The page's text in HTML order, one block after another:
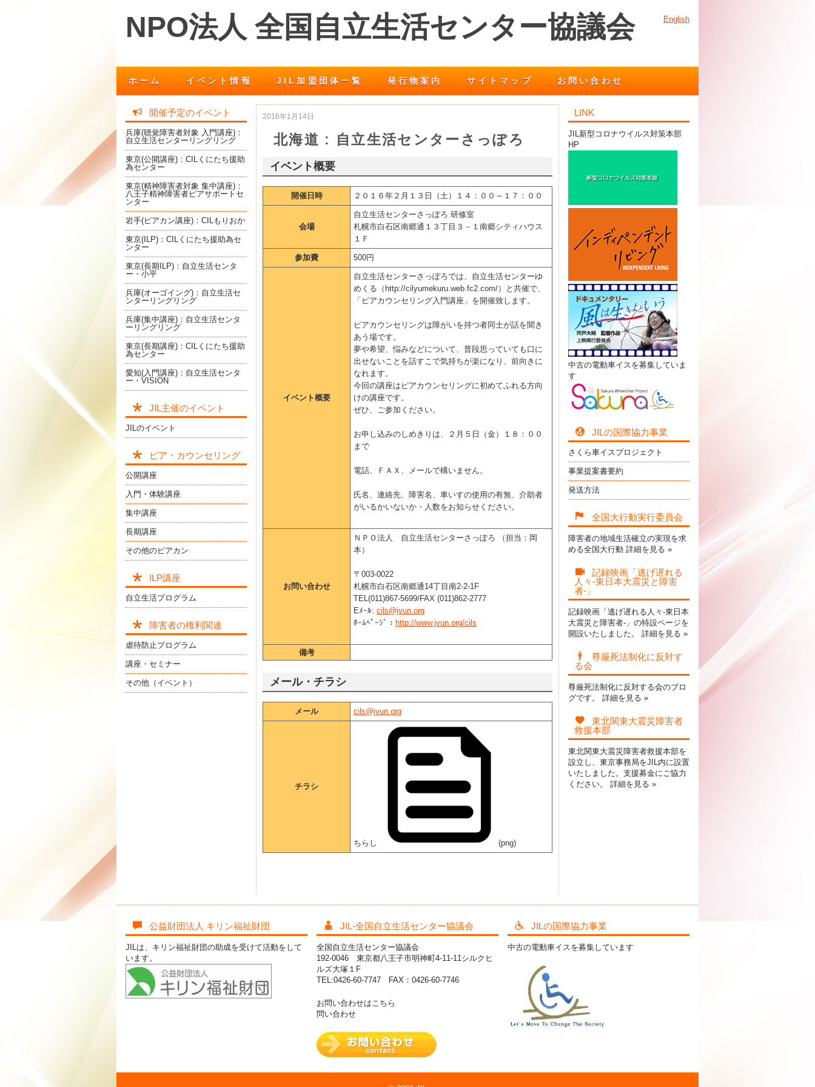
NPO法人 全国自立生活センター協議会 English
ホーム イベント情報 JIL加盟団体一覧 発行物案内 サイトマップ お問い合わせ
2016年1月14日
北海道 : 自立生活センターさっぽろ
イベント概要
開催日時 ２０１６年２月１３日（土）１４：００～１７：００
会場
自立生活センターさっぽろ 研修室
札幌市白石区南郷通１３丁目３－１南郷シティハウス
１Ｆ
参加費 500円
イベント概要
自立生活センターさっぽろでは、自立生活センターゆ
めくる（http://cilyumekuru.web.fc2.com/）と共催で、
「ピアカウンセリング入門講座」を開催致します。
ピアカウンセリングは障がいを持つ者同士が話を聞き
あう場です。
夢や希望、悩みなどについて、普段思っていても口に
出せないことを話すこで気持ちが楽になり、前向きに
なれます。
今回の講座はピアカウンセリングに初めてふれる方向
けの講座です。
ぜひ、ご参加ください。
お申し込みのしめきりは、２月５日（金）１８：００
まで
電話、ＦＡＸ、メールで構いません。
氏名、連絡先、障害名、車いすの使用の有無、介助者
がいるかいないか・人数をお知らせください。
お問い合わせ
ＮＰＯ法人 自立生活センターさっぽろ （担当：岡
本）
〒003-0022
札幌市白石区南郷通14丁目南2-2-1F
TEL(011)867-5699/FAX (011)862-2777
Eﾒｰﾙ: cils@jvun.org
ﾎｰﾑﾍﾟｰｼﾞ： http://www.jvun.org/cils
備考
メール・チラシ
メール cils@jvun.org
チラシ
ちらし (png)
開催予定のイベント
兵庫(聴覚障害者対象 入門講座)：
自立生活センターリングリング
東京(公開講座)：CILくにたち援助
為センター
東京(精神障害者対象 集中講座)：
八王子精神障害者ピアサポートセ
ンター
岩手(ピアカン講座)：CILもりおか
東京(ILP)：CILくにたち援助為セ
ンター
東京(長期ILP)：自立生活センタ
ー・小平
兵庫(オーゴイング)：自立生活セ
ンターリングリング
兵庫(集中講座)：自立生活センタ
ーリングリング
東京(長期講座)：CILくにたち援助
為センター
愛知(入門講座)：自立生活センタ
ー・VISION
JIL主催のイベント
JILのイベント
ピア・カウンセリング
公開講座
入門・体験講座
集中講座
長期講座
その他のピアカン
ILP講座
自立生活プログラム
障害者の権利関連
虐待防止プログラム
講座・セミナー
その他（イベント）
LINK
JIL新型コロナウイルス対策本部
HP
中古の電動車イスを募集していま
す
JILの国際協力事業
さくら車イスプロジェクト
事業提案書要約
発送方法
全国大行動実行委員会
障害者の地域生活確立の実現を求
める全国大行動 詳細を見る »
記録映画「逃げ遅れる
人々-東日本大震災と障害
者-」
記録映画「逃げ遅れる人々-東日本
大震災と障害者-」の特設ページを
開設いたしました。 詳細を見る »
尊厳死法制化に反対す
る会
尊厳死法制化に反対する会のブロ
グです。 詳細を見る »
東北関東大震災障害者
救援本部
東北関東大震災障害者救援本部を
設立し、東京事務局をJIL内に設置
いたしました。支援募金にご協力
ください。 詳細を見る »
公益財団法人 キリン福祉財団
JILは、キリン福祉財団の助成を受けて活動をして
います。
JIL-全国自立生活センター協議会
全国自立生活センター協議会
192-0046 東京都八王子市明神町4-11-11シルクヒ
ルズ大塚１F
TEL:0426-60-7747 FAX：0426-60-7746
お問い合わせはこちら
問い合わせ
JILの国際協力事業
中古の電動車イスを募集しています